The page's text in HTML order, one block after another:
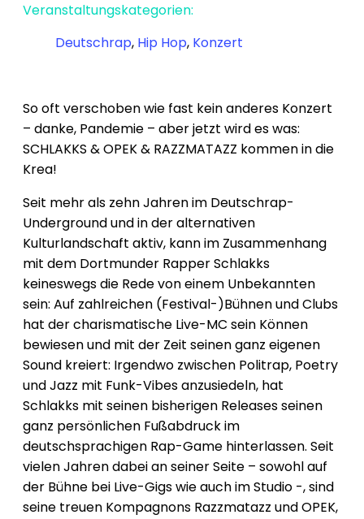
Veranstaltungskategorien:
Deutschrap, Hip Hop, Konzert
So oft verschoben wie fast kein anderes Konzert
– danke, Pandemie – aber jetzt wird es was:
SCHLAKKS & OPEK & RAZZMATAZZ kommen in die
Krea!
Seit mehr als zehn Jahren im Deutschrap-
Underground und in der alternativen
Kulturlandschaft aktiv, kann im Zusammenhang
mit dem Dortmunder Rapper Schlakks
keineswegs die Rede von einem Unbekannten
sein: Auf zahlreichen (Festival-)Bühnen und Clubs
hat der charismatische Live-MC sein Können
bewiesen und mit der Zeit seinen ganz eigenen
Sound kreiert: Irgendwo zwischen Politrap, Poetry
und Jazz mit Funk-Vibes anzusiedeln, hat
Schlakks mit seinen bisherigen Releases seinen
ganz persönlichen Fußabdruck im
deutschsprachigen Rap-Game hinterlassen. Seit
vielen Jahren dabei an seiner Seite – sowohl auf
der Bühne bei Live-Gigs wie auch im Studio -, sind
seine treuen Kompagnons Razzmatazz und OPEK,